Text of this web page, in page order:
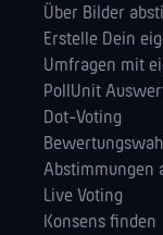
Über Bilder
Erstelle Dein
Umfragen mit
PollUnit
Dot-Voting
Abstimmungen
Live Voting
Konsens finden